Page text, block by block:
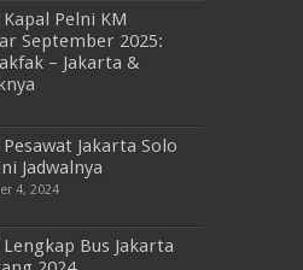
Kapal Pelni KM
September 2025:
– Jakarta &
Pesawat Jakarta Solo
Jadwalnya
4, 2024
Lengkap Bus Jakarta